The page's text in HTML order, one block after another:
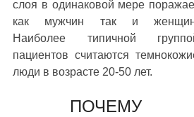
слоя в одинаковой мере
как мужчин так и
Наиболее типичной
пациентов считаются
люди в возрасте 20-50 лет.
ПОЧЕМУ